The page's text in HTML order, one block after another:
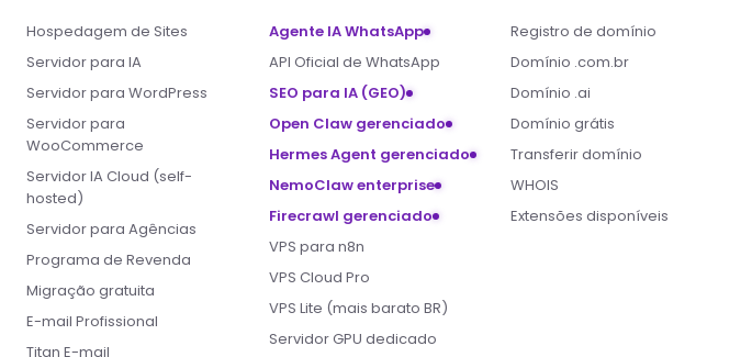
Hospedagem de Sites
Servidor para IA
Servidor para WordPress
Servidor para
WooCommerce
Servidor IA Cloud (self-
hosted)
Servidor para Agências
Programa de Revenda
Migração gratuita
E-mail Profissional
Titan E-mail
Agente IA WhatsApp
API Oficial de WhatsApp
SEO para IA (GEO)
Open Claw gerenciado
Hermes Agent gerenciado
NemoClaw enterprise
Firecrawl gerenciado
VPS para n8n
VPS Cloud Pro
VPS Lite (mais barato BR)
Servidor GPU dedicado
Registro de domínio
Domínio .com.br
Domínio .ai
Domínio grátis
Transferir domínio
WHOIS
Extensões disponíveis